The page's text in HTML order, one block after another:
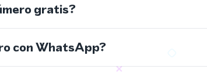
gratis?
con WhatsApp?